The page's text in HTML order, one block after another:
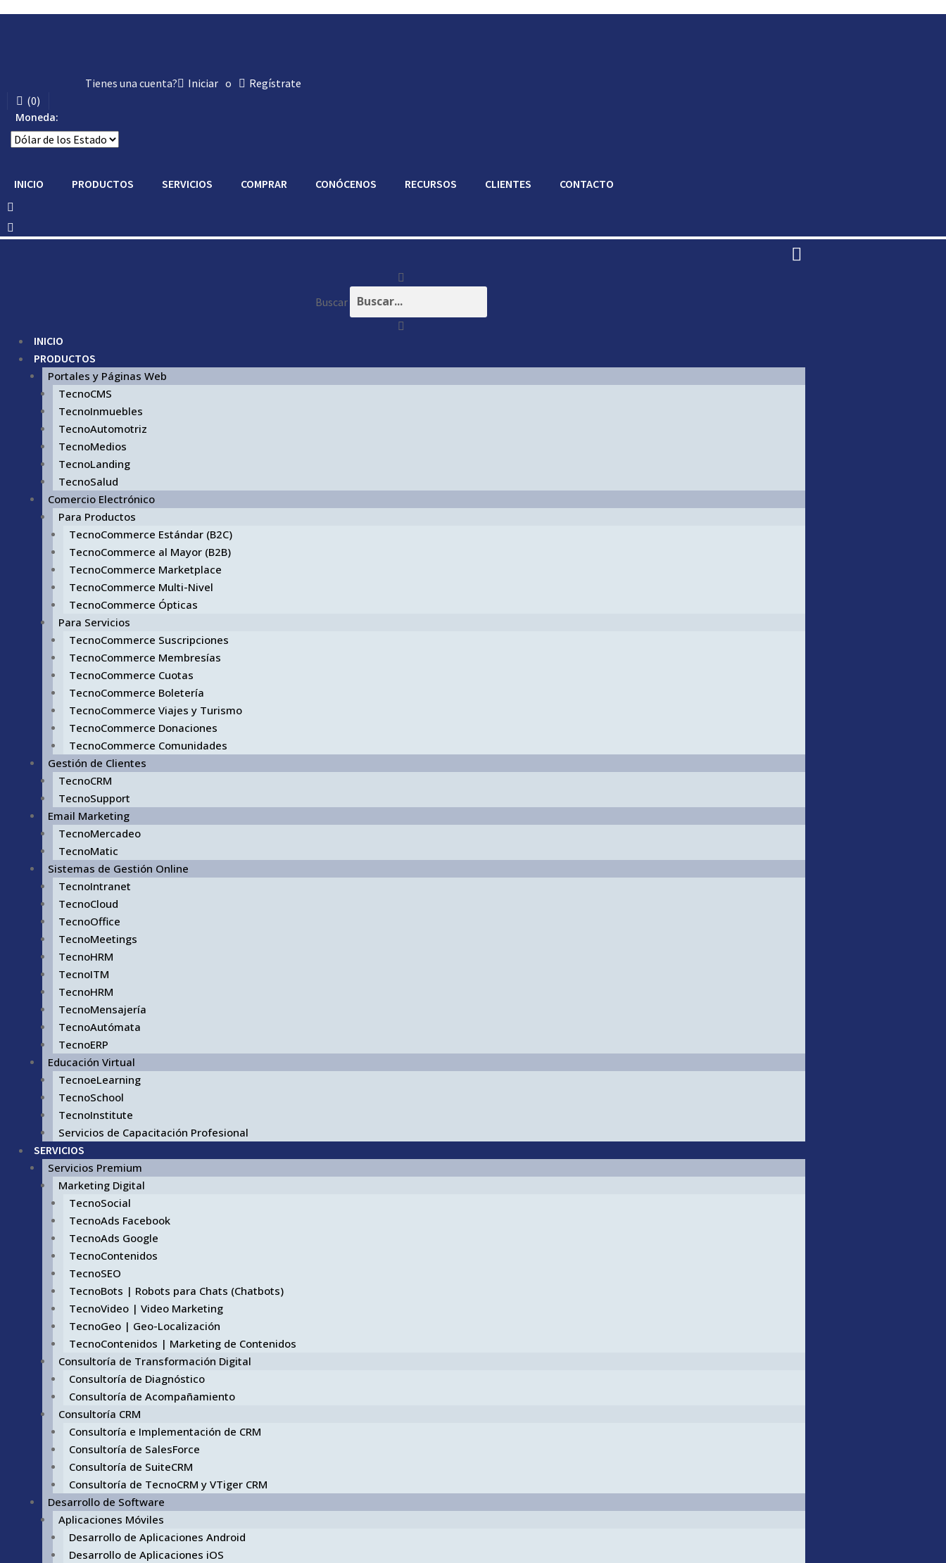
Tienes una cuenta? Iniciar o
Regístrate
(0)
Moneda:
INICIO PRODUCTOS SERVICIOS COMPRAR CONÓCENOS RECURSOS CLIENTES CONTACTO
Buscar
INICIO
PRODUCTOS
Portales y Páginas Web
TecnoCMS
TecnoInmuebles
TecnoAutomotriz
TecnoMedios
TecnoLanding
TecnoSalud
Comercio Electrónico
Para Productos
TecnoCommerce Estándar (B2C)
TecnoCommerce al Mayor (B2B)
TecnoCommerce Marketplace
TecnoCommerce Multi-Nivel
TecnoCommerce Ópticas
Para Servicios
TecnoCommerce Suscripciones
TecnoCommerce Membresías
TecnoCommerce Cuotas
TecnoCommerce Boletería
TecnoCommerce Viajes y Turismo
TecnoCommerce Donaciones
TecnoCommerce Comunidades
Gestión de Clientes
TecnoCRM
TecnoSupport
Email Marketing
TecnoMercadeo
TecnoMatic
Sistemas de Gestión Online
TecnoIntranet
TecnoCloud
TecnoOffice
TecnoMeetings
TecnoHRM
TecnoITM
TecnoHRM
TecnoMensajería
TecnoAutómata
TecnoERP
Educación Virtual
TecnoeLearning
TecnoSchool
TecnoInstitute
Servicios de Capacitación Profesional
SERVICIOS
Servicios Premium
Marketing Digital
TecnoSocial
TecnoAds Facebook
TecnoAds Google
TecnoContenidos
TecnoSEO
TecnoBots | Robots para Chats (Chatbots)
TecnoVideo | Video Marketing
TecnoGeo | Geo-Localización
TecnoContenidos | Marketing de Contenidos
Consultoría de Transformación Digital
Consultoría de Diagnóstico
Consultoría de Acompañamiento
Consultoría CRM
Consultoría e Implementación de CRM
Consultoría de SalesForce
Consultoría de SuiteCRM
Consultoría de TecnoCRM y VTiger CRM
Desarrollo de Software
Aplicaciones Móviles
Desarrollo de Aplicaciones Android
Desarrollo de Aplicaciones iOS